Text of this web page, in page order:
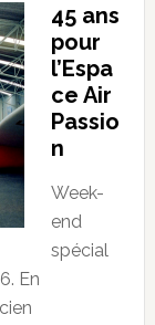
45 ans
pour
l’Espa
ce Air
Passio
n
Week-
end
spécial
En